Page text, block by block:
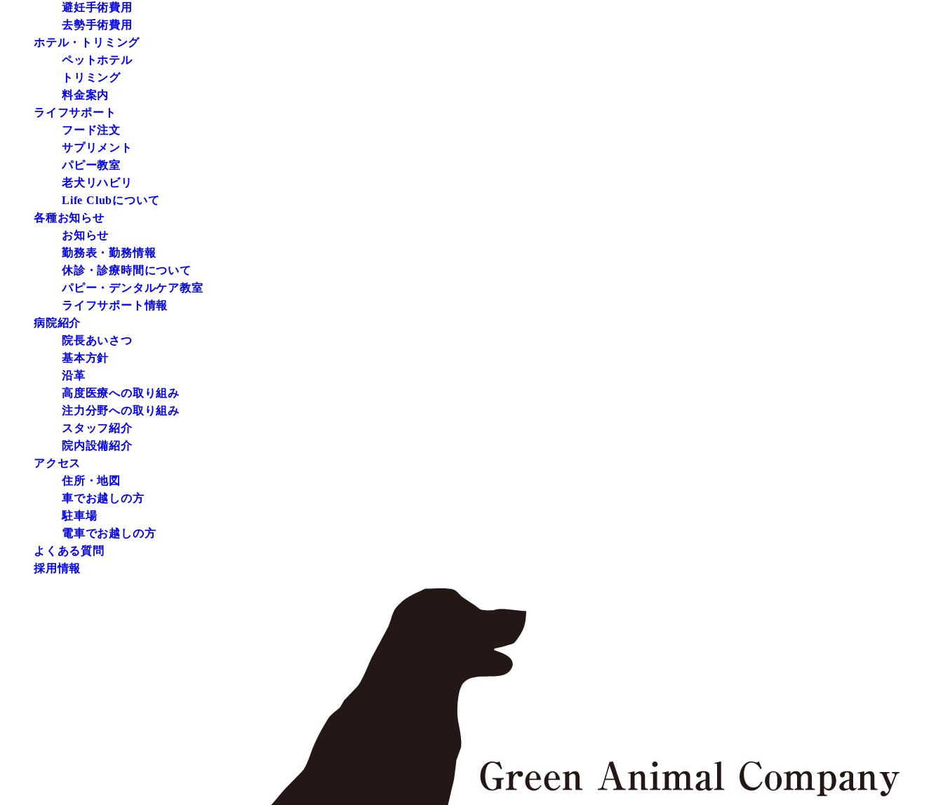
避妊手術費用
去勢手術費用
ホテル・トリミング
ペットホテル
トリミング
料金案内
ライフサポート
フード注文
サプリメント
パピー教室
老犬リハビリ
Life Clubについて
各種お知らせ
お知らせ
勤務表・勤務情報
休診・診療時間について
パピー・デンタルケア教室
ライフサポート情報
病院紹介
院長あいさつ
基本方針
沿革
高度医療への取り組み
注力分野への取り組み
スタッフ紹介
院内設備紹介
アクセス
住所・地図
車でお越しの方
駐車場
電車でお越しの方
よくある質問
採用情報